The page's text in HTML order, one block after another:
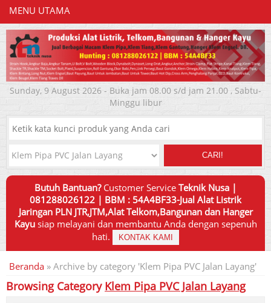
MENU UTAMA
Sunday, 9 August 2026 - Buka jam 08.00 s/d jam 21.00 , Sabtu-
Minggu libur
CARI!
Butuh Bantuan?Customer Service Teknik Nusa |
081288026122 | BBM : 54A4BF33-Jual Alat Listrik
Jaringan PLN JTR,JTM,Alat Telkom,Bangunan dan Hanger
Kayusiap melayani dan membantu Anda dengan sepenuh
hati.
KONTAK KAMI
Beranda » Archive by category 'Klem Pipa PVC Jalan Layang'
Browsing Category Klem Pipa PVC Jalan Layang